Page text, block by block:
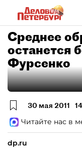
Среднее
останется
Фурсенко
30 мая 2011
Читайте нас в
dp.ru